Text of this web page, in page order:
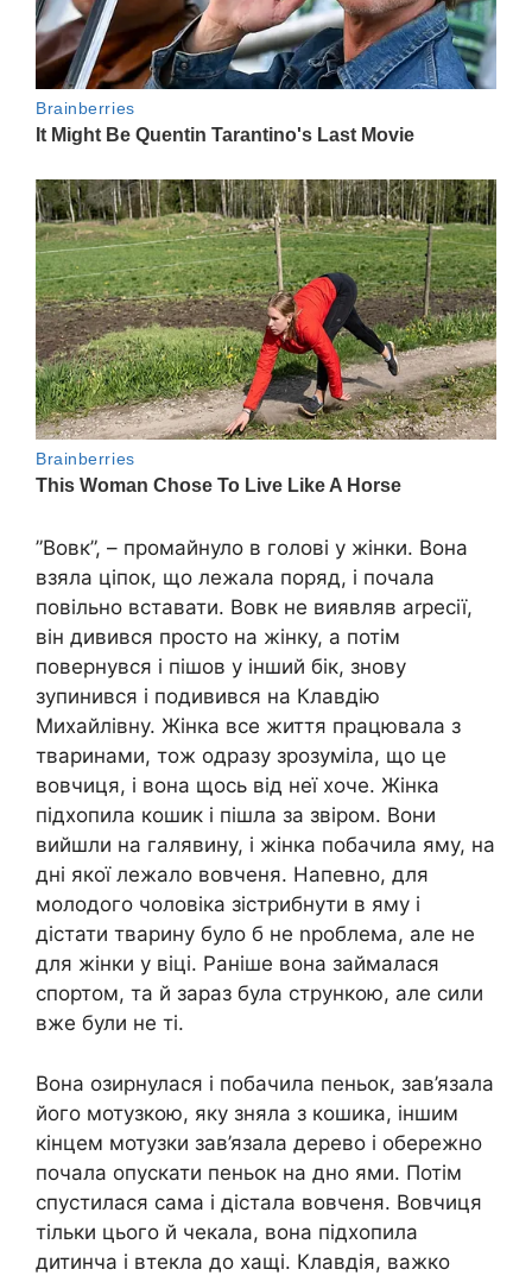
”Вовк”, – промайнуло в голові у жінки. Вона
взяла ціпок, що лежала поряд, і почала
повільно вставати. Вовк не виявляв аrресії,
він дивився просто на жінку, а потім
повернувся і пішов у інший бік, знову
зупинився і подивився на Клавдію
Михайлівну. Жінка все життя працювала з
тваринами, тож одразу зрозуміла, що це
вовчиця, і вона щось від неї хоче. Жінка
підхопила кошик і пішла за звіром. Вони
вийшли на галявину, і жінка побачила яму, на
дні якої лежало вовченя. Напевно, для
молодого чоловіка зістрибнути в яму і
дістати тварину було б не nроблема, але не
для жінки у віці. Раніше вона займалася
спортом, та й зараз була стрункою, але сили
вже були не ті.
Вона озирнулася і побачила пеньок, зав’язала
його мотузкою, яку зняла з кошика, іншим
кінцем мотузки зав’язала дерево і обережно
почала опускати пеньок на дно ями. Потім
спустилася сама і дістала вовченя. Вовчиця
тільки цього й чекала, вона підхопила
дитинча і втекла до хащі. Клавдія, важко